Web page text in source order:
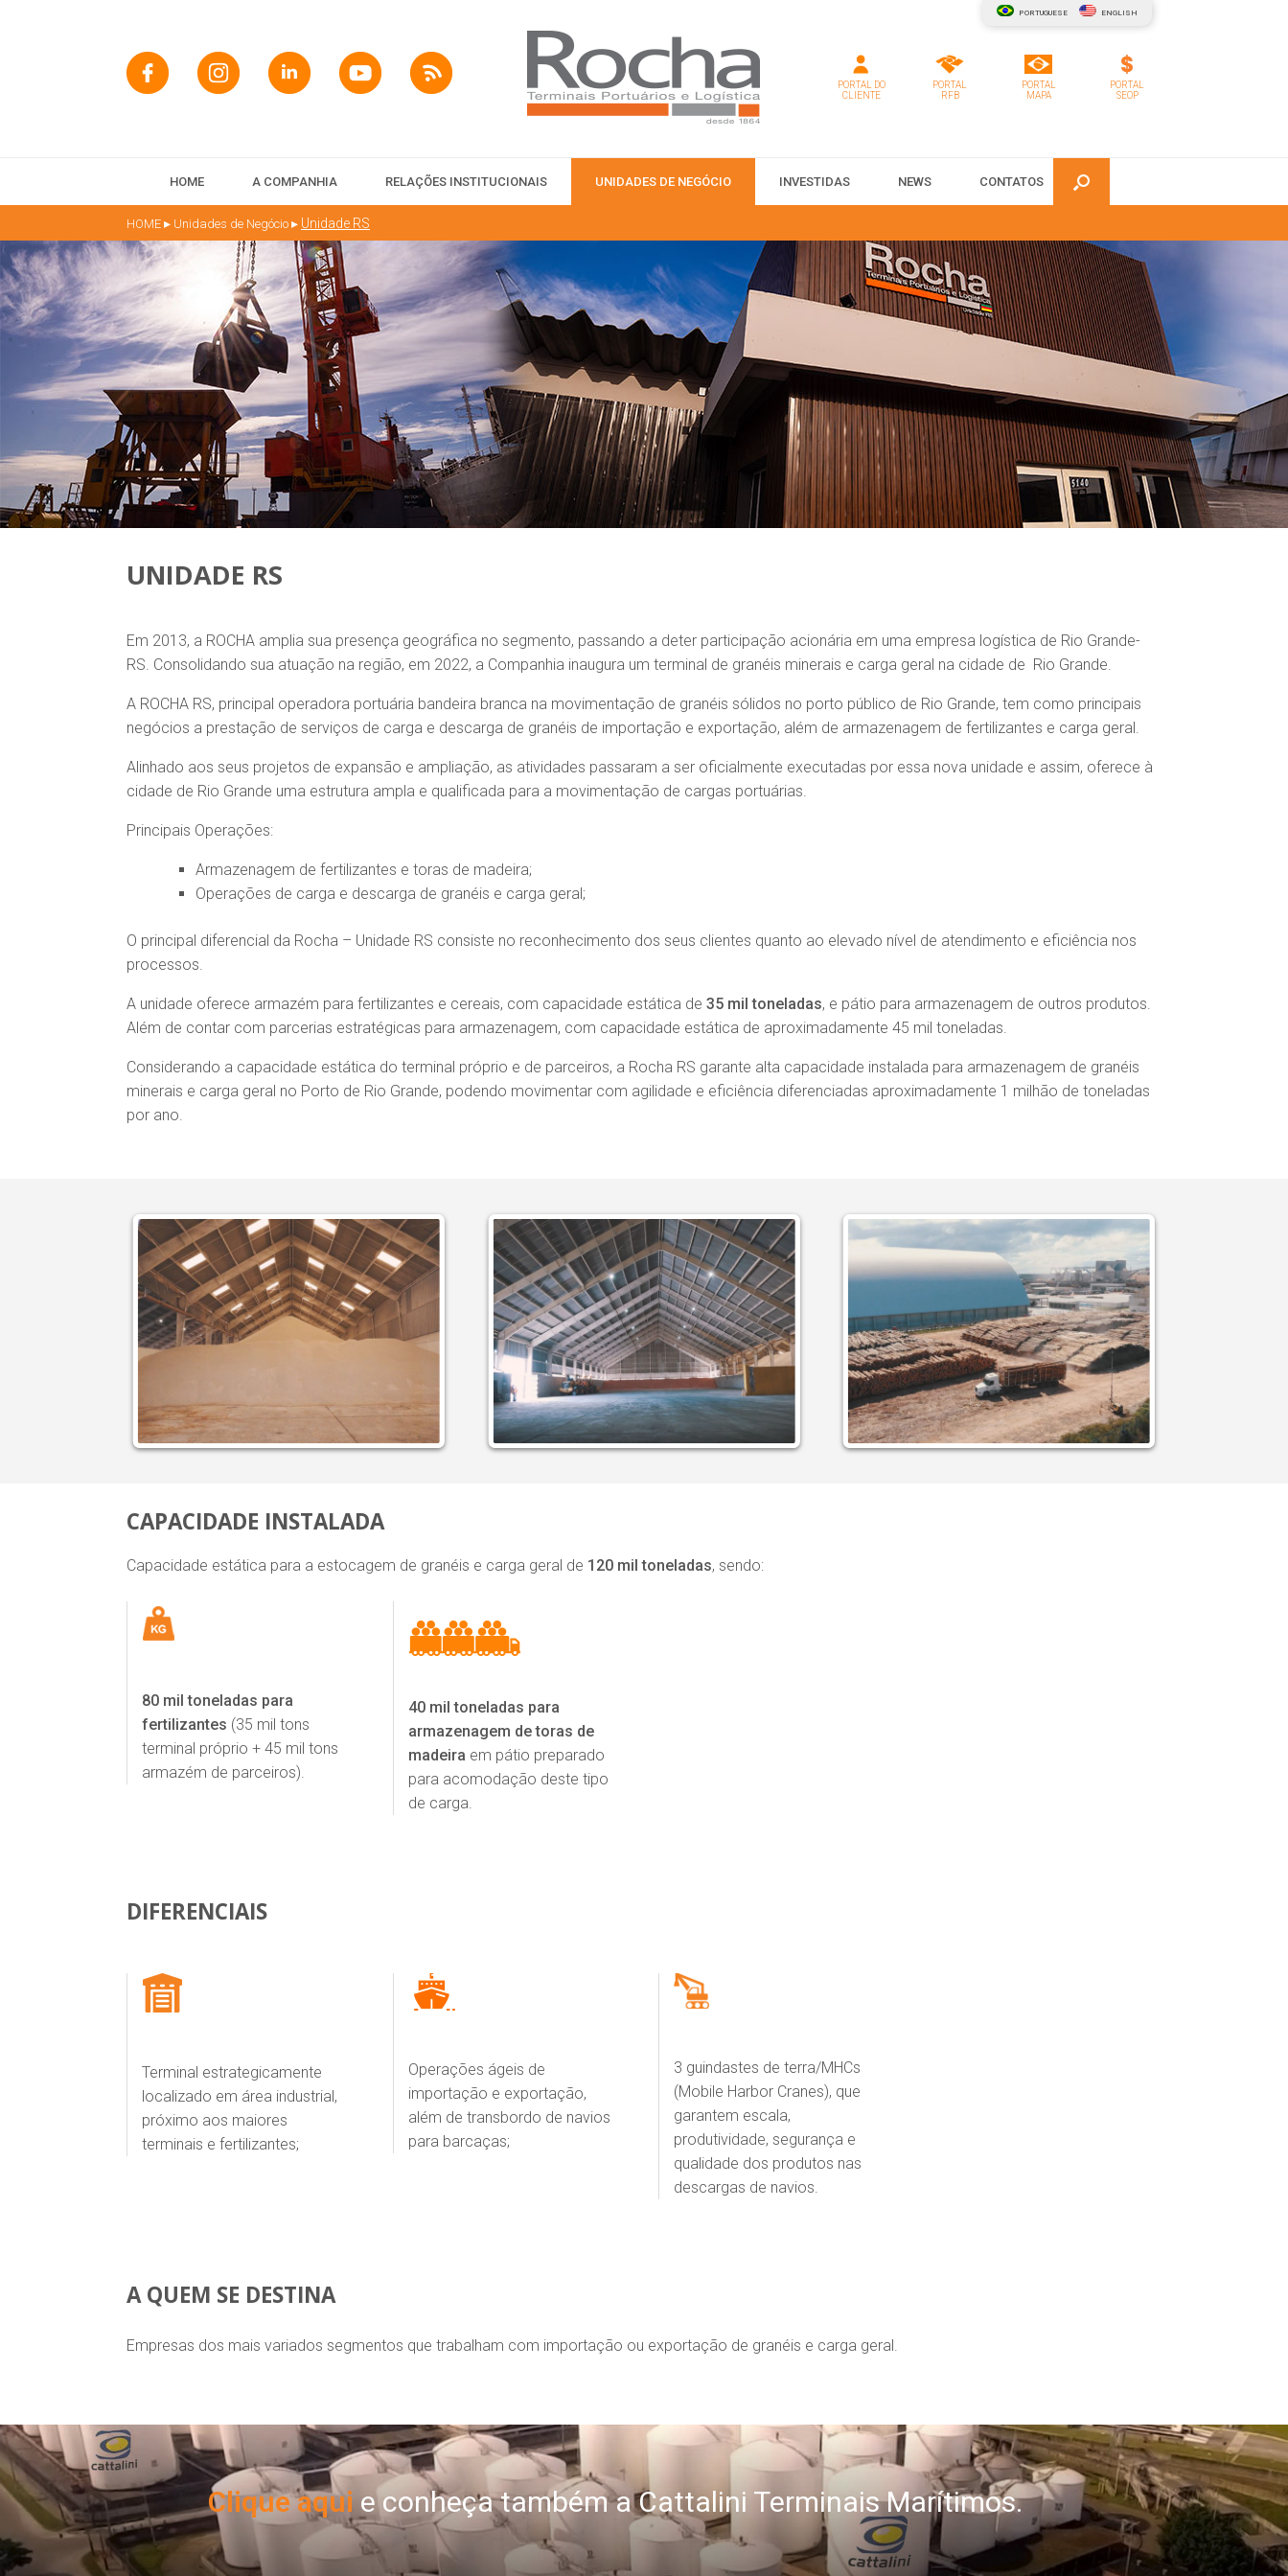
PORTUGUESE ENGLISH
PORTAL DO
CLIENTE
PORTAL
RFB
PORTAL
MAPA
PORTAL
SEOP
HOME A COMPANHIA RELAÇÕES INSTITUCIONAIS UNIDADES DE NEGÓCIO INVESTIDAS NEWS CONTATOS
HOME ▸ Unidades de Negócio ▸ Unidade RS
UNIDADE RS
Em 2013, a ROCHA amplia sua presença geográfica no segmento, passando a deter participação acionária em uma empresa logística de Rio Grande-
RS. Consolidando sua atuação na região, em 2022, a Companhia inaugura um terminal de granéis minerais e carga geral na cidade de Rio Grande.
A ROCHA RS, principal operadora portuária bandeira branca na movimentação de granéis sólidos no porto público de Rio Grande, tem como principais
negócios a prestação de serviços de carga e descarga de granéis de importação e exportação, além de armazenagem de fertilizantes e carga geral.
Alinhado aos seus projetos de expansão e ampliação, as atividades passaram a ser oficialmente executadas por essa nova unidade e assim, oferece à
cidade de Rio Grande uma estrutura ampla e qualificada para a movimentação de cargas portuárias.
Principais Operações:
Armazenagem de fertilizantes e toras de madeira;
Operações de carga e descarga de granéis e carga geral;
O principal diferencial da Rocha – Unidade RS consiste no reconhecimento dos seus clientes quanto ao elevado nível de atendimento e eficiência nos
processos.
A unidade oferece armazém para fertilizantes e cereais, com capacidade estática de 35 mil toneladas, e pátio para armazenagem de outros produtos.
Além de contar com parcerias estratégicas para armazenagem, com capacidade estática de aproximadamente 45 mil toneladas.
Considerando a capacidade estática do terminal próprio e de parceiros, a Rocha RS garante alta capacidade instalada para armazenagem de granéis
minerais e carga geral no Porto de Rio Grande, podendo movimentar com agilidade e eficiência diferenciadas aproximadamente 1 milhão de toneladas
por ano.
CAPACIDADE INSTALADA
Capacidade estática para a estocagem de granéis e carga geral de 120 mil toneladas, sendo:
80 mil toneladas para
fertilizantes (35 mil tons
terminal próprio + 45 mil tons
armazém de parceiros).
40 mil toneladas para
armazenagem de toras de
madeira em pátio preparado
para acomodação deste tipo
de carga.
DIFERENCIAIS
Terminal estrategicamente
localizado em área industrial,
próximo aos maiores
terminais e fertilizantes;
Operações ágeis de
importação e exportação,
além de transbordo de navios
para barcaças;
3 guindastes de terra/MHCs
(Mobile Harbor Cranes), que
garantem escala,
produtividade, segurança e
qualidade dos produtos nas
descargas de navios.
A QUEM SE DESTINA
Empresas dos mais variados segmentos que trabalham com importação ou exportação de granéis e carga geral.
Clique aquie conheça também a Cattalini Terminais Marítimos.